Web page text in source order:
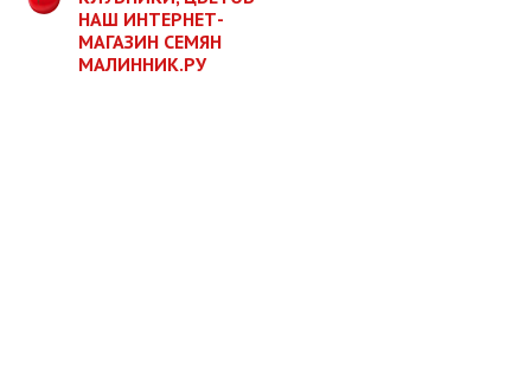
НАШ ИНТЕРНЕТ-
МАГАЗИН СЕМЯН
МАЛИННИК.РУ